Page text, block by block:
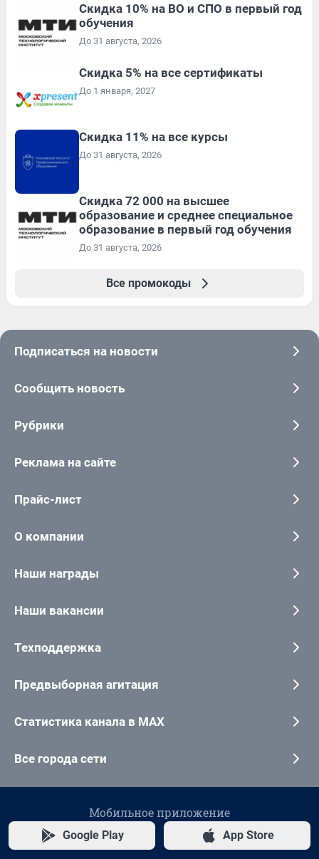
Скидка 10% на ВО и СПО в первый год
обучения
До 31 августа, 2026
Скидка 5% на все сертификаты
До 1 января, 2027
Скидка 11% на все курсы
До 31 августа, 2026
Скидка 72 000 на высшее
образование и среднее специальное
образование в первый год обучения
До 31 августа, 2026
Все промокоды
Подписаться на новости
Сообщить новость
Рубрики
Реклама на сайте
Прайс-лист
О компании
Наши награды
Наши вакансии
Техподдержка
Предвыборная агитация
Статистика канала в MAX
Все города сети
Мобильное приложение
Google Play App Store